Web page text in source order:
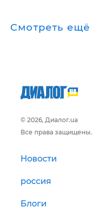
Смотреть ещё
© 2026, Диалог.ua
Все права защищены.
Новости
россия
Блоги